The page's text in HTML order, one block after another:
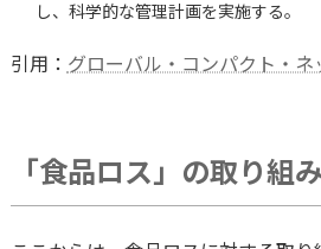
し、科学的な管理計画を実施する。
引用： グローバル・コンパクト・
「食品ロス」の取り組